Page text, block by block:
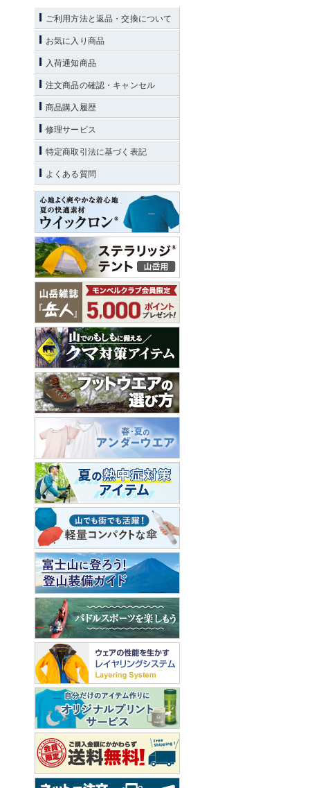
ご利用方法と返品・交換について
お気に入り商品
入荷通知商品
注文商品の確認・キャンセル
商品購入履歴
修理サービス
特定商取引法に基づく表記
よくある質問